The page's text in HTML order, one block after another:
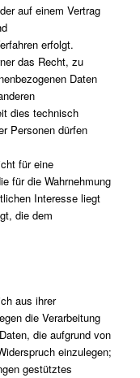
auf einem Vertrag
erfolgt.
das Recht, zu
Daten
dies technisch
Personen dürfen
für eine
für die Wahrnehmung
Interesse liegt
die dem
aus ihrer
die Verarbeitung
die aufgrund von
einzulegen;
gestütztes